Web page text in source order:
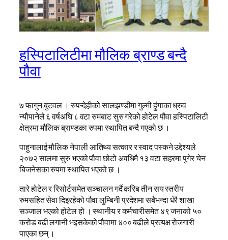
हस्पिटालिटीमा मौलिक ब्राण्ड बन्दै
पौवा
७ फागुन,बुटवल । रुपन्देहीको सालझण्डीमा गुल्मी हुंगाका ध्रुव
न्यौपानेले ६ वर्षअघि ८ वटा रुमबाट सुरु गरेको होटेल पौवा हस्पिटालिटी
क्षेत्रमा मौलिक ब्राण्डका रुपमा स्थापित बन्दै गएको छ ।
पाहुनालाई मौलिक नेपाली आतिथ्य सत्कार र स्वाद पस्कने उद्देश्यले
२०७२ सालमा सुरु भएको पौवा छोटो अवधिमै १३ वटा सहरमा पुगेर चेन
बिजनेसका रुपमा स्थापित भएको छ ।
तारे होटेल र रिसोर्टसमेत सञ्चालन गर्दै करिब तीन सय स्तरीय
रुमसहित सेवा दिइरहेको पौवा लुम्बिनी प्रदेशमा सबैभन्दा धेरै शाखा
सञ्जाल भएको होटेल हो । स्थानीय र कर्मचारीसमेत ४९ जनाको ५०
करोड बढी लगानी भइसकेको पौवामा ४०० बढीले प्रत्यक्ष रोजगारी
पाएका छन् ।